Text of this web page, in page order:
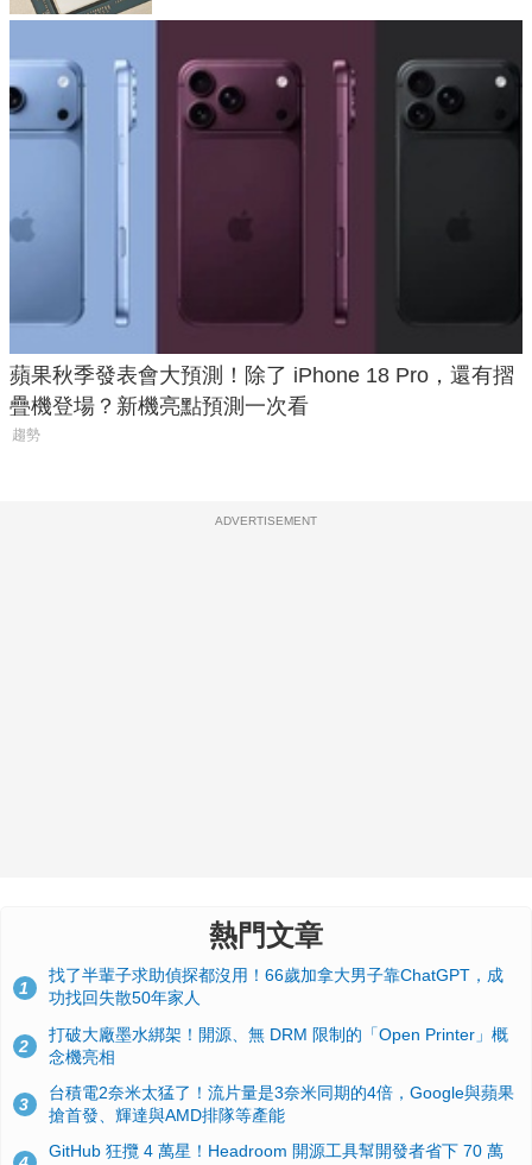
蘋果秋季發表會大預測！除了 iPhone 18 Pro，還有摺
疊機登場？新機亮點預測一次看
趨勢
ADVERTISEMENT
熱門文章
1
找了半輩子求助偵探都沒用！66歲加拿大男子靠ChatGPT，成
功找回失散50年家人
2
打破大廠墨水綁架！開源、無 DRM 限制的「Open Printer」概
念機亮相
3
台積電2奈米太猛了！流片量是3奈米同期的4倍，Google與蘋果
搶首發、輝達與AMD排隊等產能
GitHub 狂攬 4 萬星！Headroom 開源工具幫開發者省下 70 萬